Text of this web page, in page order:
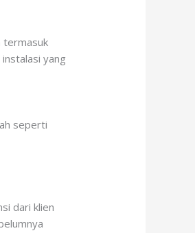
termasuk
yang
seperti
dari klien